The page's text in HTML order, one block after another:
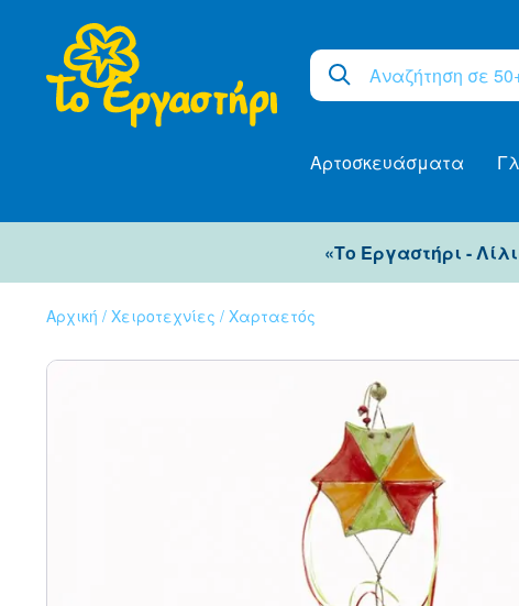
Αρτοσκευάσματα
«Το Εργαστήρι -
Αρχική / Χειροτεχνίες / Χαρταετός